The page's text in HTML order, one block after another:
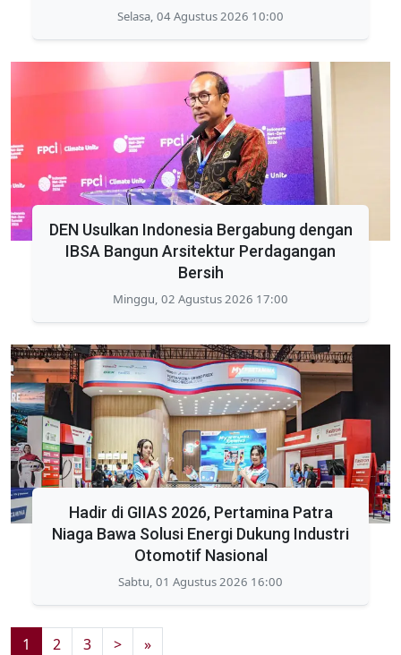
Selasa, 04 Agustus 2026 10:00
DEN Usulkan Indonesia Bergabung dengan
IBSA Bangun Arsitektur Perdagangan
Bersih
Minggu, 02 Agustus 2026 17:00
Hadir di GIIAS 2026, Pertamina Patra
Niaga Bawa Solusi Energi Dukung Industri
Otomotif Nasional
Sabtu, 01 Agustus 2026 16:00
1 2 3 > »